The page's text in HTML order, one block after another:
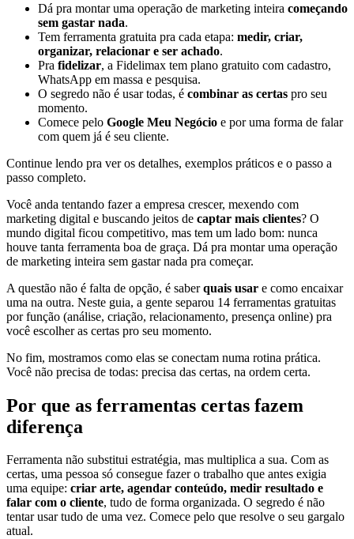
Dá pra montar uma operação de marketing inteira começando
sem gastar nada.
Tem ferramenta gratuita pra cada etapa: medir, criar,
organizar, relacionar e ser achado.
Pra fidelizar, a Fidelimax tem plano gratuito com cadastro,
WhatsApp em massa e pesquisa.
O segredo não é usar todas, é combinar as certas pro seu
momento.
Comece pelo Google Meu Negócio e por uma forma de falar
com quem já é seu cliente.
Continue lendo pra ver os detalhes, exemplos práticos e o passo a
passo completo.
Você anda tentando fazer a empresa crescer, mexendo com
marketing digital e buscando jeitos de captar mais clientes? O
mundo digital ficou competitivo, mas tem um lado bom: nunca
houve tanta ferramenta boa de graça. Dá pra montar uma operação
de marketing inteira sem gastar nada pra começar.
A questão não é falta de opção, é saberquais usar e como encaixar
uma na outra. Neste guia, a gente separou 14 ferramentas gratuitas
por função (análise, criação, relacionamento, presença online) pra
você escolher as certas pro seu momento.
No fim, mostramos como elas se conectam numa rotina prática.
Você não precisa de todas: precisa das certas, na ordem certa.
Por que as ferramentas certas fazem
diferença
Ferramenta não substitui estratégia, mas multiplica a sua. Com as
certas, uma pessoa só consegue fazer o trabalho que antes exigia
uma equipe: criar arte, agendar conteúdo, medir resultado e
falar com o cliente, tudo de forma organizada. O segredo é não
tentar usar tudo de uma vez. Comece pelo que resolve o seu gargalo
atual.